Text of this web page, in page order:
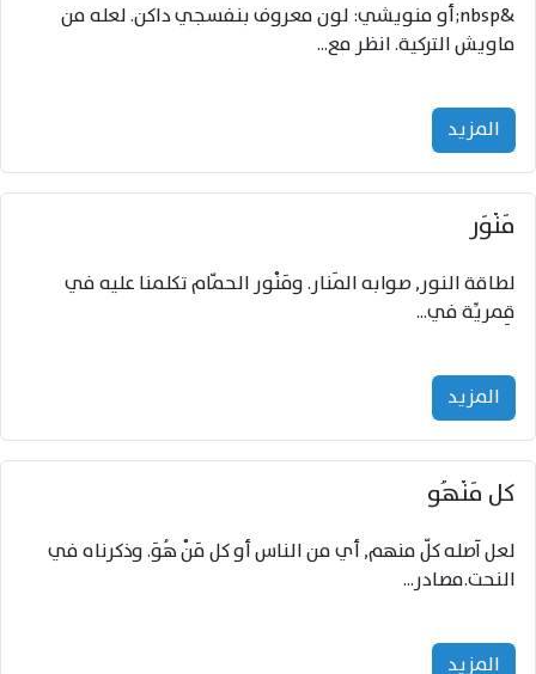
&nbsp;أو منويشي: لون معروف بنفسجي داكن. لعله من
ماويش التركية. انظر مع...
المزید
مَنْوَر
لطاقة النور, صوابه المَنار. ومَنْور الحمّام تكلمنا عليه في
قِمريِّة في...
المزید
كل مَنْهُو
لعل آصله كلّ منهم, أي من الناس أو كل مَنْ هُوَ. وذكرناه في
النحت.مصادر...
المزید